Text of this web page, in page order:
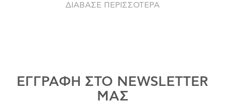
ΔΙΑΒΑΣΕ ΠΕΡΙΣΣΟΤΕΡΑ
ΕΓΓΡΑΦΗ ΣΤΟ NEWSLETTER
ΜΑΣ